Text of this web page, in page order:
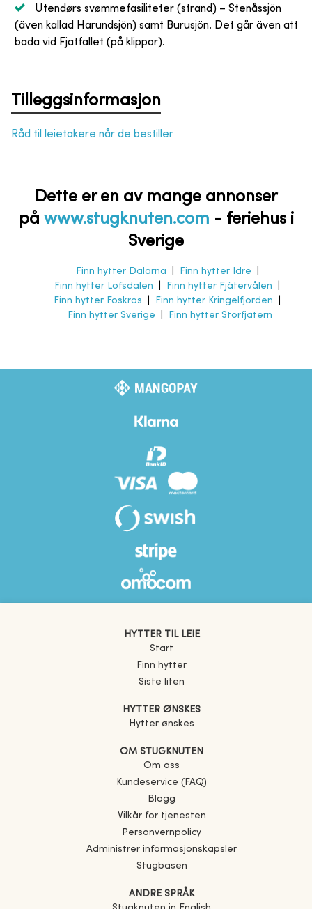
Utendørs svømmefasiliteter (strand) – Stenåssjön
(även kallad Harundsjön) samt Burusjön. Det går även att
bada vid Fjätfallet (på klippor).
Tilleggsinformasjon
Råd til leietakere når de bestiller
Dette er en av mange annonser
på www.stugknuten.com - feriehus i
Sverige
Finn hytter Dalarna Finn hytter Idre
Finn hytter Lofsdalen
Finn hytter Fjätervålen
Finn hytter Foskros
Finn hytter Kringelfjorden
Finn hytter Sverige
Finn hytter Storfjätern
HYTTER TIL LEIE
Start
Finn hytter
Siste liten
HYTTER ØNSKES
Hytter ønskes
OM STUGKNUTEN
Om oss
Kundeservice (FAQ)
Blogg
Vilkår for tjenesten
Personvernpolicy
Administrer informasjonskapsler
Stugbasen
ANDRE SPRÅK